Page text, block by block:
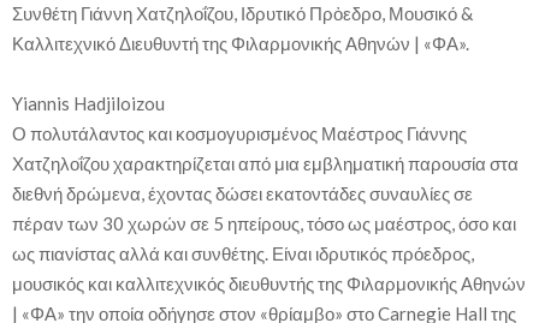
Συνθέτη Γιάννη Χατζηλοΐζου, Ιδρυτικό Πρὀεδρο, Μουσικό &
Καλλιτεχνικό Διευθυντή της Φιλαρμονικής Αθηνών | «ΦΑ».
Yiannis Hadjiloizou
Ο πολυτάλαντος και κοσμογυρισμένος Μαέστρος Γιάννης
Χατζηλοΐζου χαρακτηρίζεται από μια εμβληματική παρουσία στα
διεθνή δρώμενα, έχοντας δώσει εκατοντάδες συναυλίες σε
πέραν των 30 χωρών σε 5 ηπείρους, τόσο ως μαέστρος, όσο και
ως πιανίστας αλλά και συνθέτης. Είναι ιδρυτικός πρόεδρος,
μουσικός και καλλιτεχνικός διευθυντής της Φιλαρμονικής Αθηνών
| «ΦΑ» την οποία οδήγησε στον «θρίαμβο» στο Carnegie Hall της